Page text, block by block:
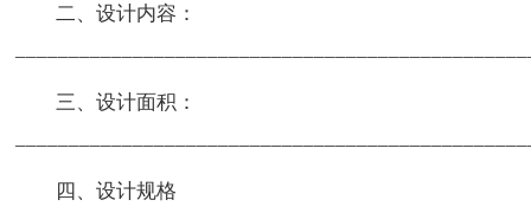
二、设计内容：
三、设计面积：
四、设计规格